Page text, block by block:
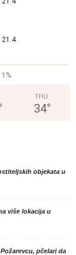
21.4
1%
THU
34°
objekata u
više lokacija u
pčelari da